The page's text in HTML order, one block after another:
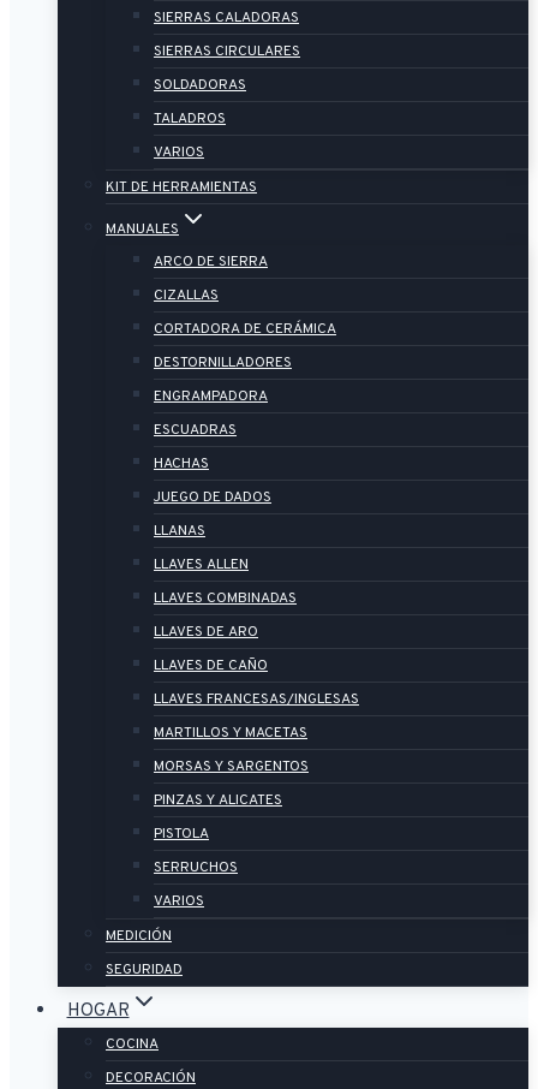
SIERRAS CALADORAS
SIERRAS CIRCULARES
SOLDADORAS
TALADROS
VARIOS
KIT DE HERRAMIENTAS
MANUALES
ARCO DE SIERRA
CIZALLAS
CORTADORA DE CERÁMICA
DESTORNILLADORES
ENGRAMPADORA
ESCUADRAS
HACHAS
JUEGO DE DADOS
LLANAS
LLAVES ALLEN
LLAVES COMBINADAS
LLAVES DE ARO
LLAVES DE CAÑO
LLAVES FRANCESAS/INGLESAS
MARTILLOS Y MACETAS
MORSAS Y SARGENTOS
PINZAS Y ALICATES
PISTOLA
SERRUCHOS
VARIOS
MEDICIÓN
SEGURIDAD
HOGAR
COCINA
DECORACIÓN